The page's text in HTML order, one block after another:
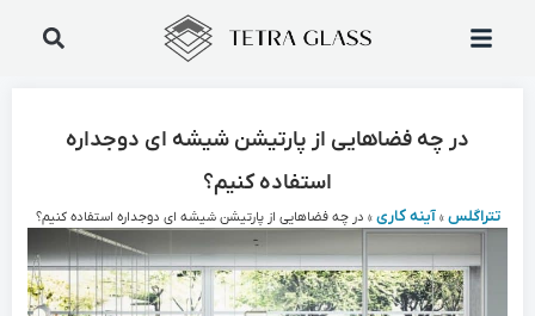
در چه فضاهایی از پارتیشن شیشه ای دوجداره
استفاده کنیم؟
تتراگلس » آینه کاری » در چه فضاهایی از پارتیشن شیشه ای دوجداره استفاده کنیم؟